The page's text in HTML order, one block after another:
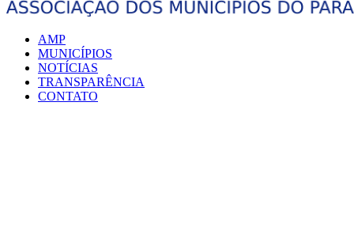
AMP
MUNICÍPIOS
NOTÍCIAS
TRANSPARÊNCIA
CONTATO